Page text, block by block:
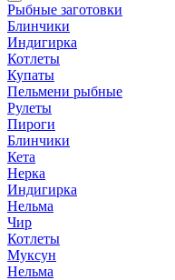
Рыбные заготовки
Блинчики
Индигирка
Котлеты
Купаты
Пельмени рыбные
Рулеты
Пироги
Блинчики
Кета
Нерка
Индигирка
Нельма
Чир
Котлеты
Муксун
Нельма